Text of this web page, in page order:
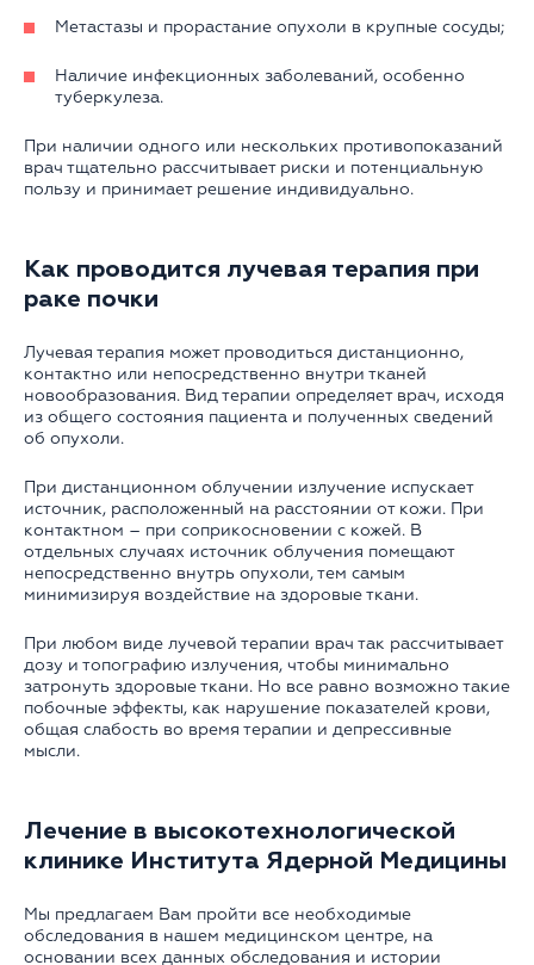
Метастазы и прорастание опухоли в крупные сосуды;
Наличие инфекционных заболеваний, особенно
туберкулеза.
При наличии одного или нескольких противопоказаний
врач тщательно рассчитывает риски и потенциальную
пользу и принимает решение индивидуально.
Как проводится лучевая терапия при
раке почки
Лучевая терапия может проводиться дистанционно,
контактно или непосредственно внутри тканей
новообразования. Вид терапии определяет врач, исходя
из общего состояния пациента и полученных сведений
об опухоли.
При дистанционном облучении излучение испускает
источник, расположенный на расстоянии от кожи. При
контактном – при соприкосновении с кожей. В
отдельных случаях источник облучения помещают
непосредственно внутрь опухоли, тем самым
минимизируя воздействие на здоровые ткани.
При любом виде лучевой терапии врач так рассчитывает
дозу и топографию излучения, чтобы минимально
затронуть здоровые ткани. Но все равно возможно такие
побочные эффекты, как нарушение показателей крови,
общая слабость во время терапии и депрессивные
мысли.
Лечение в высокотехнологической
клинике Института Ядерной Медицины
Мы предлагаем Вам пройти все необходимые
обследования в нашем медицинском центре, на
основании всех данных обследования и истории